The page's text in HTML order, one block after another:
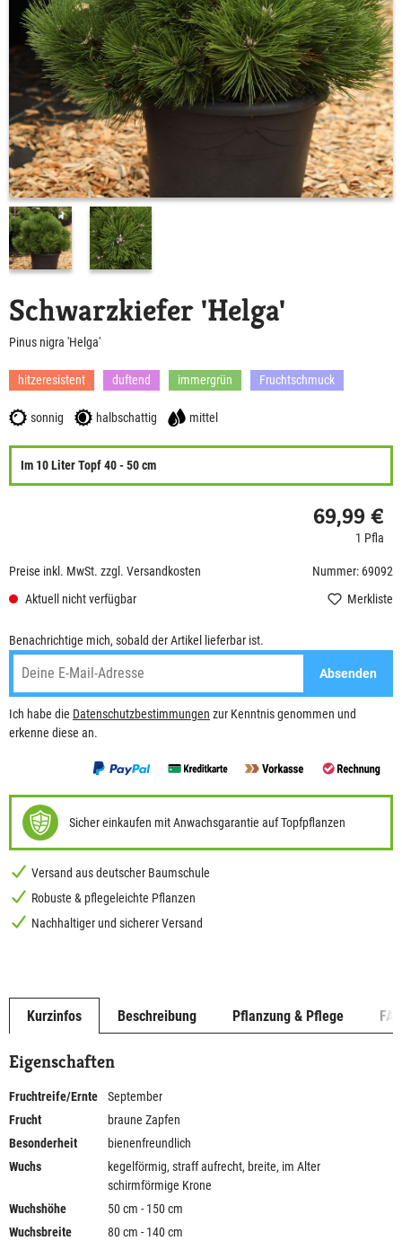
Schwarzkiefer 'Helga'
Pinus nigra 'Helga'
hitzeresistent duftend immergrün Fruchtschmuck
sonnig halbschattig mittel
Im 10 Liter Topf 40 - 50 cm
69,99 €
1 Pfla
Preise inkl. MwSt. zzgl. Versandkosten
Nummer: 69092
Aktuell nicht verfügbar
Merkliste
Benachrichtige mich, sobald der Artikel lieferbar ist.
Absenden
Ich habe die Datenschutzbestimmungen zur Kenntnis genommen und
erkenne diese an.
Sicher einkaufen mit Anwachsgarantie auf Topfpflanzen
Versand aus deutscher Baumschule
Robuste & pflegeleichte Pflanzen
Nachhaltiger und sicherer Versand
Kurzinfos Beschreibung Pflanzung & Pflege
Eigenschaften
Fruchtreife/Ernte
September
Frucht
braune Zapfen
Besonderheit
bienenfreundlich
Wuchs
kegelförmig, straff aufrecht, breite, im Alter
schirmförmige Krone
Wuchshöhe
50 cm - 150 cm
Wuchsbreite
80 cm - 140 cm